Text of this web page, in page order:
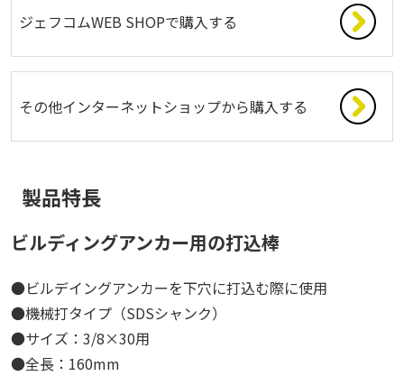
ジェフコムWEB SHOPで購入する
その他インターネットショップから購入する
製品特長
ビルディングアンカー用の打込棒
●ビルデイングアンカーを下穴に打込む際に使用
●機械打タイプ（SDSシャンク）
●サイズ：3/8×30用
●全長：160mm